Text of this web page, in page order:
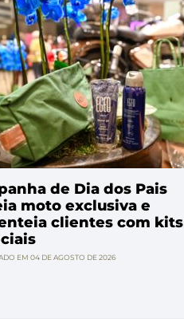
de Dia dos Pais
moto exclusiva e
clientes com kits
EM 04 DE AGOSTO DE 2026